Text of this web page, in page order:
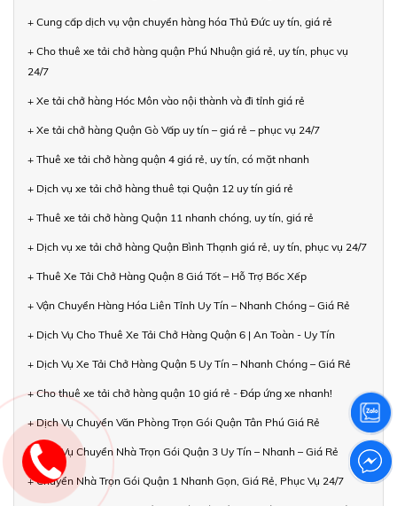
+ Cung cấp dịch vụ vận chuyển hàng hóa Thủ Đức uy tín, giá rẻ
+ Cho thuê xe tải chở hàng quận Phú Nhuận giá rẻ, uy tín, phục vụ
24/7
+ Xe tải chở hàng Hóc Môn vào nội thành và đi tỉnh giá rẻ
+ Xe tải chở hàng Quận Gò Vấp uy tín – giá rẻ – phục vụ 24/7
+ Thuê xe tải chở hàng quận 4 giá rẻ, uy tín, có mặt nhanh
+ Dịch vụ xe tải chở hàng thuê tại Quận 12 uy tín giá rẻ
+ Thuê xe tải chở hàng Quận 11 nhanh chóng, uy tín, giá rẻ
+ Dịch vụ xe tải chở hàng Quận Bình Thạnh giá rẻ, uy tín, phục vụ 24/7
+ Thuê Xe Tải Chở Hàng Quận 8 Giá Tốt – Hỗ Trợ Bốc Xếp
+ Vận Chuyển Hàng Hóa Liên Tỉnh Uy Tín – Nhanh Chóng – Giá Rẻ
+ Dịch Vụ Cho Thuê Xe Tải Chở Hàng Quận 6 | An Toàn - Uy Tín
+ Dịch Vụ Xe Tải Chở Hàng Quận 5 Uy Tín – Nhanh Chóng – Giá Rẻ
+ Cho thuê xe tải chở hàng quận 10 giá rẻ - Đáp ứng xe nhanh!
+ Dịch Vụ Chuyển Văn Phòng Trọn Gói Quận Tân Phú Giá Rẻ
+ Dịch Vụ Chuyển Nhà Trọn Gói Quận 3 Uy Tín – Nhanh – Giá Rẻ
+ Chuyển Nhà Trọn Gói Quận 1 Nhanh Gọn, Giá Rẻ, Phục Vụ 24/7